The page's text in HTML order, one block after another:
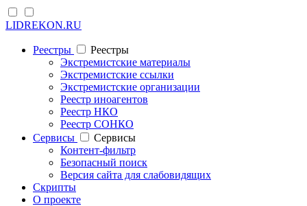
LIDREKON.RU
Реестры
Реестры
Экстремистские материалы
Экстремистские ссылки
Экстремистские организации
Реестр иноагентов
Реестр НКО
Реестр СОНКО
Cервисы
Cервисы
Контент-фильтр
Безопасный поиск
Версия сайта для слабовидящих
Скрипты
О проекте